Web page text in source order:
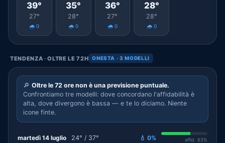
39°
27°
🌧️ 0
35°
28°
🌧️ 0
36°
27°
🌧️ 0
28°
28°
🌧️ 0
TENDENZA · OLTRE LE 72H ONESTA · 3 MODELLI
🔎 Oltre le 72 ore non è una previsione puntuale.
Confrontiamo tre modelli: dove concordano l'affidabilità è
alta, dove divergono è bassa — e te lo diciamo. Niente
icone finte.
martedì 14 luglio 24° / 37° 💧 0% affid. 63%